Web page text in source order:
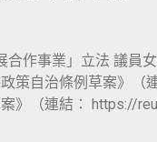
合作事業」立法 議員
策自治條例草案》（
》（連結： https://